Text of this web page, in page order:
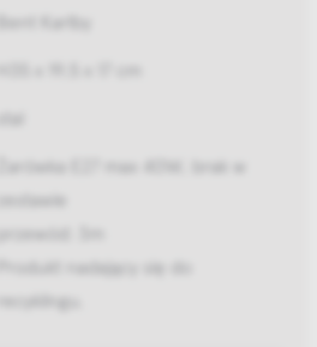
Bent Karlby
stal
Żarówka E27 max 40W, brak w
zestawie
przewód: 3m
Produkt nadający się do
recyklingu.